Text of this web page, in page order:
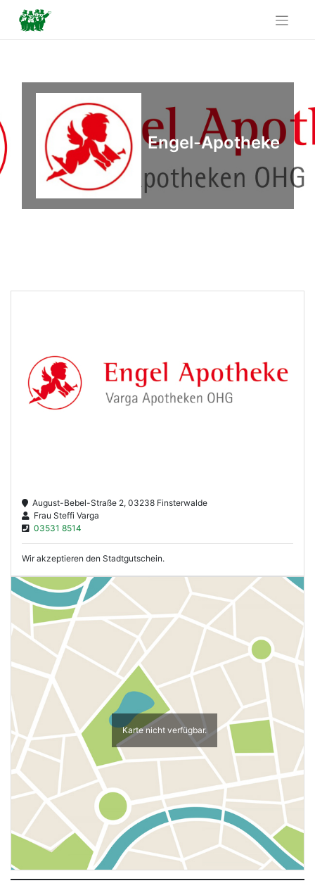
content
Engel-Apotheke
August-Bebel-Straße 2, 03238 Finsterwalde
Frau Steffi Varga
03531 8514
Wir akzeptieren den Stadtgutschein.
Karte nicht verfügbar.